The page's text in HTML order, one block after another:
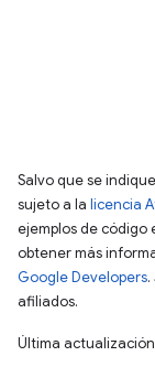
Salvo que se
sujeto a la licencia
ejemplos de código
obtener más
Google Developers
afiliados.
Última